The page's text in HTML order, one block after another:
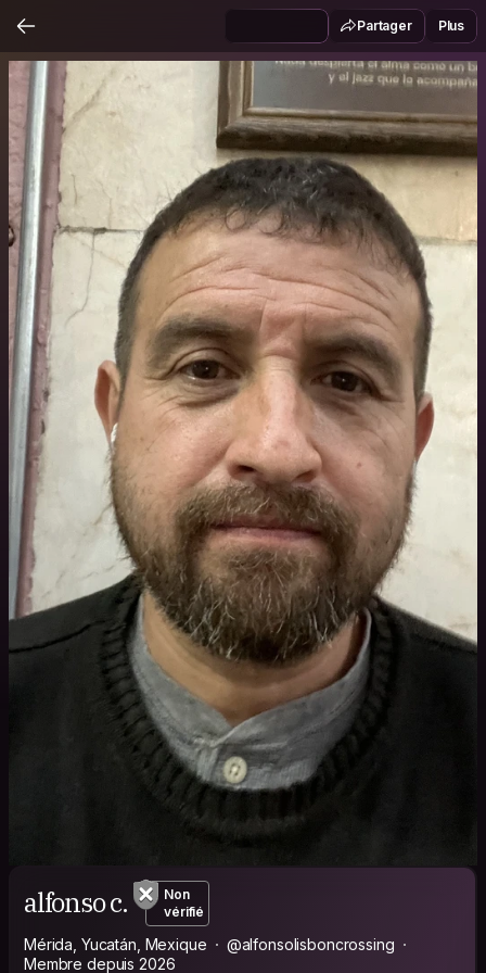
Partager Plus
alfonso c.
Non
vérifié
Mérida, Yucatán, Mexique
@alfonsolisboncrossing
Membre depuis 2026